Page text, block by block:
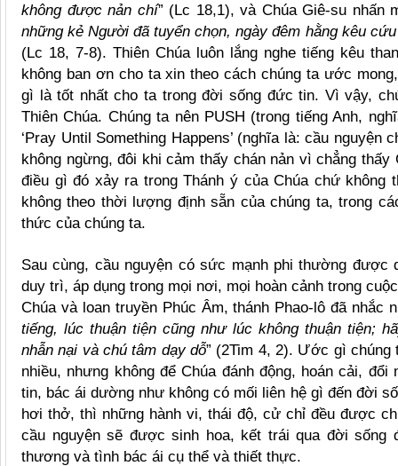
không được nản chí” (Lc 18,1), và Chúa Giê-su nhấn
những kẻ Người đã tuyển chọn, ngày đêm hằng kêu
(Lc 18, 7-8). Thiên Chúa luôn lắng nghe tiếng kêu
không ban ơn cho ta xin theo cách chúng ta ước
gì là tốt nhất cho ta trong đời sống đức tin. Vì vậy,
Thiên Chúa. Chúng ta nên PUSH (trong tiếng Anh,
‘Pray Until Something Happens’ (nghĩa là: cầu
không ngừng, đôi khi cảm thấy chán nản vì chẳng
điều gì đó xảy ra trong Thánh ý của Chúa chứ
không theo thời lượng định sẵn của chúng ta, trong
thức của chúng ta.
Sau cùng, cầu nguyện có sức mạnh phi thường
duy trì, áp dụng trong mọi nơi, mọi hoàn cảnh trong
Chúa và loan truyền Phúc Âm, thánh Phao-lô đã nhắc
tiếng, lúc thuận tiện cũng như lúc không thuận tiện;
nhẫn nại và chú tâm dạy dỗ” (2Tim 4, 2). Ước gì
nhiều, nhưng không để Chúa đánh động, hoán cải,
tin, bác ái dường như không có mối liên hệ gì đến đời
hơi thở, thì những hành vi, thái độ, cử chỉ đều được
cầu nguyện sẽ được sinh hoa, kết trái qua đời
thương và tình bác ái cụ thể và thiết thực.